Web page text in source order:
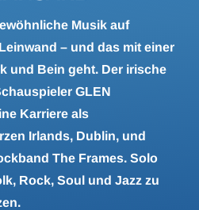
Musik auf
– und das mit einer
und Bein geht. Der irische
GLEN
Karriere als
Irlands, Dublin, und
The Frames. Solo
Rock, Soul und Jazz zu